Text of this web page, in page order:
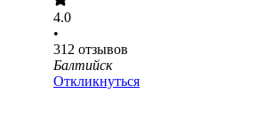
4.0
•
312 отзывов
Балтийск
Откликнуться